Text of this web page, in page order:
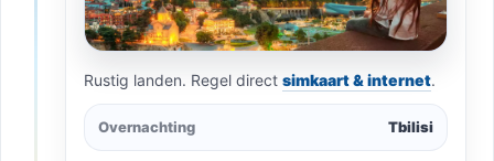
Rustig landen. Regel direct simkaart & internet.
Overnachting Tbilisi